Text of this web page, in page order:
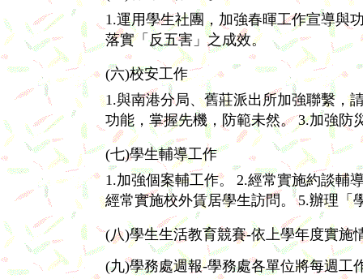
1.運用學生社團，加強春暉工作宣導與
落實「反五害」之成效。
(六)校安工作
1.與南港分局、舊莊派出所加強聯繫，
功能，掌握先機，防範未然。 3.加強防
(七)學生輔導工作
1.加強個案輔工作。
2.經常實施約談輔
經常實施校外賃居學生訪問。 5.辦理「
(八)學生生活教育競賽-依上學年度實施
(九)學務處週報-學務處各單位將每週工